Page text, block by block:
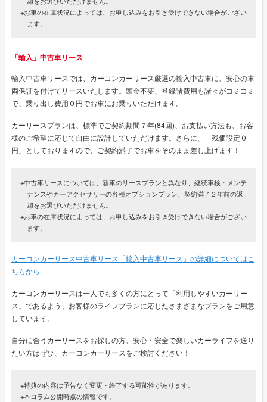
※お車の在庫状況によっては、お申し込みをお引き受けできない場合がござい
ます。
「輸入」中古車リース
輸入中古車リースでは、カーコンカーリース厳選の輸入中古車に、安心の車
両保証を付けてリースいたします。頭金不要、登録諸費用も諸々がコミコミ
で、乗り出し費用０円でお車にお乗りいただけます。
カーリースプランは、標準でご契約期間７年(84回)、お支払い方法も、お客
様のご希望に応じて自由に設計していただけます。さらに、「残価設定０
円」としておりますので、ご契約満了でお車をそのまま差し上げます！
※中古車リースについては、新車のリースプランと異なり、継続車検・メンテ
ナンスやカーアクセサリーの各種オプションプラン、契約満了２年前の返
却をお選びいただけません。
※お車の在庫状況によっては、お申し込みをお引き受けできない場合がござい
ます。
カーコンカーリース中古車リース「輸入中古車リース」の詳細についてはこ
ちらから
カーコンカーリースは一人でも多くの方にとって「利用しやすいカーリー
ス」であるよう、お客様のライフプランに応じたさまざまなプランをご用意
しています。
自分に合うカーリースをお探しの方、安心・安全で楽しいカーライフを送り
たい方はぜひ、カーコンカーリースをご検討ください！
※特典の内容は予告なく変更・終了する可能性があります。
※本コラム公開時点の情報です。